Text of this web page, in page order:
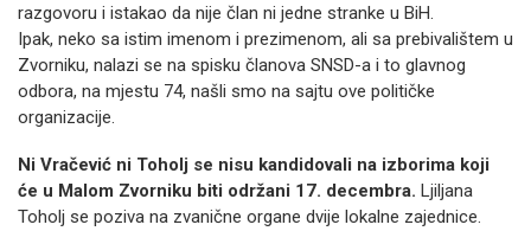
razgovoru i istakao da nije član ni jedne stranke u BiH.
Ipak, neko sa istim imenom i prezimenom, ali sa prebivalištem u
Zvorniku, nalazi se na spisku članova SNSD-a i to glavnog
odbora, na mjestu 74, našli smo na sajtu ove političke
organizacije.
Ni Vračević ni Toholj se nisu kandidovali na izborima koji
će u Malom Zvorniku biti održani 17. decembra. Ljiljana
Toholj se poziva na zvanične organe dvije lokalne zajednice.